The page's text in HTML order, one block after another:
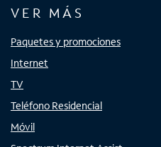
VER MÁS
Paquetes y promociones
Internet
TV
Teléfono Residencial
Móvil